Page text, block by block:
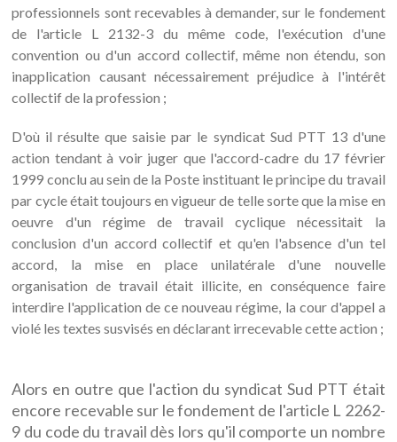
professionnels sont recevables à demander, sur le fondement
de l'article L 2132-3 du même code, l'exécution d'une
convention ou d'un accord collectif, même non étendu, son
inapplication causant nécessairement préjudice à l'intérêt
collectif de la profession ;
D'où il résulte que saisie par le syndicat Sud PTT 13 d'une
action tendant à voir juger que l'accord-cadre du 17 février
1999 conclu au sein de la Poste instituant le principe du travail
par cycle était toujours en vigueur de telle sorte que la mise en
oeuvre d'un régime de travail cyclique nécessitait la
conclusion d'un accord collectif et qu'en l'absence d'un tel
accord, la mise en place unilatérale d'une nouvelle
organisation de travail était illicite, en conséquence faire
interdire l'application de ce nouveau régime, la cour d'appel a
violé les textes susvisés en déclarant irrecevable cette action ;
Alors en outre que l'action du syndicat Sud PTT était
encore recevable sur le fondement de l'article L 2262-
9 du code du travail dès lors qu'il comporte un nombre